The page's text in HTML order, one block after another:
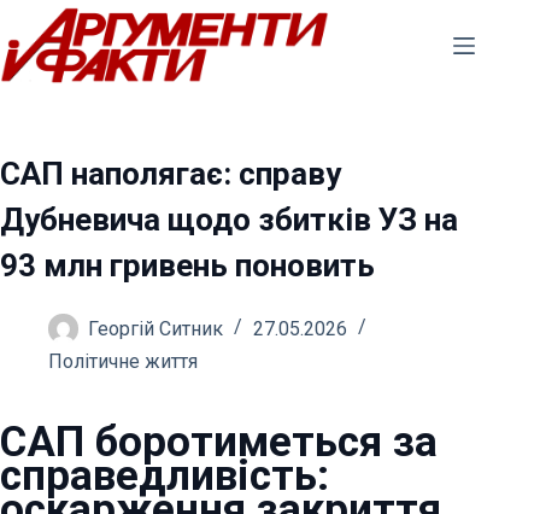
Перейти
до
вмісту
САП наполягає: справу
Дубневича щодо збитків УЗ на
93 млн гривень поновить
Георгій Ситник
27.05.2026
Політичне життя
САП боротиметься за
справедливість: